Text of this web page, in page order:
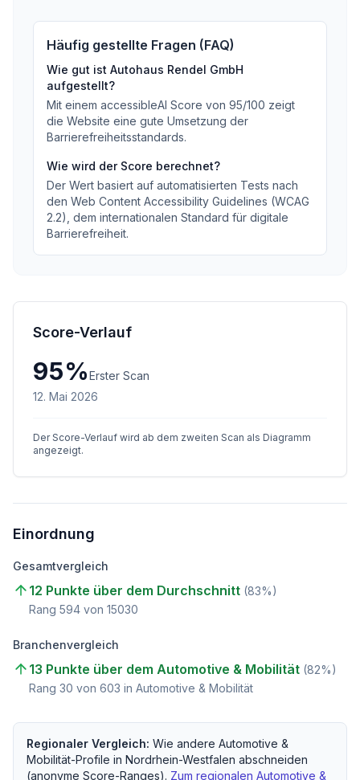
Häufig gestellte Fragen (FAQ)
Wie gut ist Autohaus Rendel GmbH
aufgestellt?
Mit einem accessibleAI Score von 95/100 zeigt
die Website eine gute Umsetzung der
Barrierefreiheitsstandards.
Wie wird der Score berechnet?
Der Wert basiert auf automatisierten Tests nach
den Web Content Accessibility Guidelines (WCAG
2.2), dem internationalen Standard für digitale
Barrierefreiheit.
Score-Verlauf
95%Erster Scan
12. Mai 2026
Der Score-Verlauf wird ab dem zweiten Scan als Diagramm
angezeigt.
Einordnung
Gesamtvergleich
12 Punkte über dem Durchschnitt (83%)
Rang 594 von 15030
Branchenvergleich
13 Punkte über dem Automotive & Mobilität (82%)
Rang 30 von 603 in Automotive & Mobilität
Regionaler Vergleich: Wie andere Automotive &
Mobilität-Profile in Nordrhein-Westfalen abschneiden
(anonyme Score-Ranges). Zum regionalen Automotive &